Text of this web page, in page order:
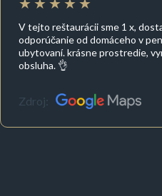
V tejto reštaurácii sme 1 x,
odporúčanie od domáceho v
ubytovaní. krásne prostredie,
obsluha. 👌
Zdroj: